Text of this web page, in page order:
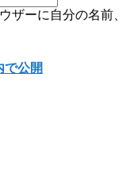
ザーに自分の名前、
で公開